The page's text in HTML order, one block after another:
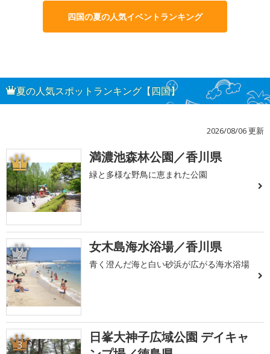
四国の夏の人気イベントランキング
夏の人気スポットランキング【四国】
2026/08/06 更新
1 満濃池森林公園／香川県
緑と多様な野鳥に恵まれた公園
2 女木島海水浴場／香川県
青く澄んだ海と白い砂浜が広がる海水浴場
3
日峯大神子広域公園 デイキャ